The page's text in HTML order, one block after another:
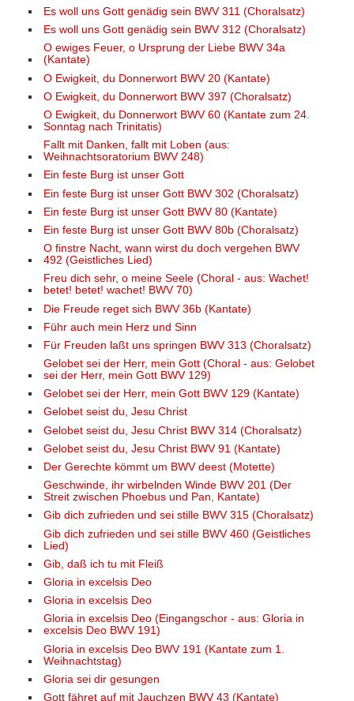
Es woll uns Gott genädig sein BWV 311 (Choralsatz)
Es woll uns Gott genädig sein BWV 312 (Choralsatz)
O ewiges Feuer, o Ursprung der Liebe BWV 34a
(Kantate)
O Ewigkeit, du Donnerwort BWV 20 (Kantate)
O Ewigkeit, du Donnerwort BWV 397 (Choralsatz)
O Ewigkeit, du Donnerwort BWV 60 (Kantate zum 24.
Sonntag nach Trinitatis)
Fallt mit Danken, fallt mit Loben (aus:
Weihnachtsoratorium BWV 248)
Ein feste Burg ist unser Gott
Ein feste Burg ist unser Gott BWV 302 (Choralsatz)
Ein feste Burg ist unser Gott BWV 80 (Kantate)
Ein feste Burg ist unser Gott BWV 80b (Choralsatz)
O finstre Nacht, wann wirst du doch vergehen BWV
492 (Geistliches Lied)
Freu dich sehr, o meine Seele (Choral - aus: Wachet!
betet! betet! wachet! BWV 70)
Die Freude reget sich BWV 36b (Kantate)
Führ auch mein Herz und Sinn
Für Freuden laßt uns springen BWV 313 (Choralsatz)
Gelobet sei der Herr, mein Gott (Choral - aus: Gelobet
sei der Herr, mein Gott BWV 129)
Gelobet sei der Herr, mein Gott BWV 129 (Kantate)
Gelobet seist du, Jesu Christ
Gelobet seist du, Jesu Christ BWV 314 (Choralsatz)
Gelobet seist du, Jesu Christ BWV 91 (Kantate)
Der Gerechte kömmt um BWV deest (Motette)
Geschwinde, ihr wirbelnden Winde BWV 201 (Der
Streit zwischen Phoebus und Pan, Kantate)
Gib dich zufrieden und sei stille BWV 315 (Choralsatz)
Gib dich zufrieden und sei stille BWV 460 (Geistliches
Lied)
Gib, daß ich tu mit Fleiß
Gloria in excelsis Deo
Gloria in excelsis Deo
Gloria in excelsis Deo (Eingangschor - aus: Gloria in
excelsis Deo BWV 191)
Gloria in excelsis Deo BWV 191 (Kantate zum 1.
Weihnachtstag)
Gloria sei dir gesungen
Gott fähret auf mit Jauchzen BWV 43 (Kantate)